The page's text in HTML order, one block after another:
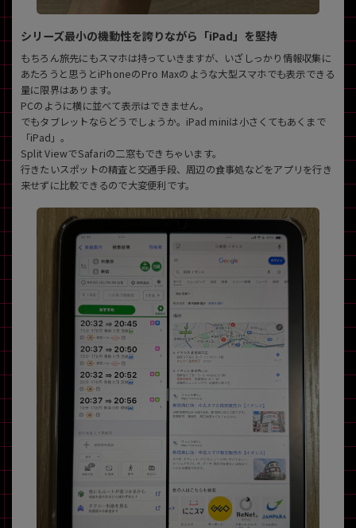
シリーズ最小の機動性を誇りながら「iPad」を堅持
もちろん旅先にもスマホは持っていきますが、いざしっかり情報収集に
あたろうと思うとiPhoneのPro Maxのような大型スマホでも表示できる
量に限界はあります。
PCのように横に並べて表示はできません。
でもタブレットならどうでしょうか。iPad miniは小さくてもあくまで
「iPad」。
Split ViewでSafariの二窓もできちゃいます。
行きたいスポットの精査と交通手段、周辺の食事処などをアプリを行き
来せずに比較できるので大変便利です。
年 月 まで
各項目のチェックボックスは「or検索」となります。
ただし機能別のみ「and検索」となります。